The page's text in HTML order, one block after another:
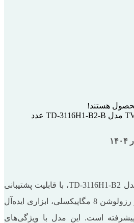
هستند!
مدل TD-3116H1-B2، با قابلیت پشتیبانی
از 16 کانال ورودی تصویر و رزولوشن 8 مگاپیکسلی، ابزاری ایده‌آل
است. این مدل با ویژگی‌های